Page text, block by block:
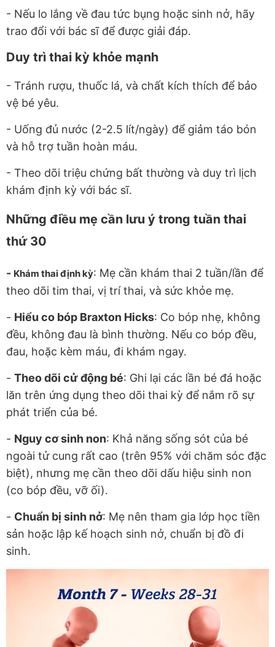
- Nếu lo lắng về đau tức bụng hoặc sinh nở, hãy
trao đổi với bác sĩ để được giải đáp.
Duy trì thai kỳ khỏe mạnh
- Tránh rượu, thuốc lá, và chất kích thích để bảo
vệ bé yêu.
- Uống đủ nước (2-2.5 lít/ngày) để giảm táo bón
và hỗ trợ tuần hoàn máu.
- Theo dõi triệu chứng bất thường và duy trì lịch
khám định kỳ với bác sĩ.
Những điều mẹ cần lưu ý trong tuần thai
thứ 30
- Khám thai định kỳ: Mẹ cần khám thai 2 tuần/lần để
theo dõi tim thai, vị trí thai, và sức khỏe mẹ.
- Hiểu co bóp Braxton Hicks: Co bóp nhẹ, không
đều, không đau là bình thường. Nếu co bóp đều,
đau, hoặc kèm máu, đi khám ngay.
- Theo dõi cử động bé: Ghi lại các lần bé đá hoặc
lăn trên ứng dụng theo dõi thai kỳ để nắm rõ sự
phát triển của bé.
- Nguy cơ sinh non: Khả năng sống sót của bé
ngoài tử cung rất cao (trên 95% với chăm sóc đặc
biệt), nhưng mẹ cần theo dõi dấu hiệu sinh non
(co bóp đều, vỡ ối).
- Chuẩn bị sinh nở: Mẹ nên tham gia lớp học tiền
sản hoặc lập kế hoạch sinh nở, chuẩn bị đồ đi
sinh.